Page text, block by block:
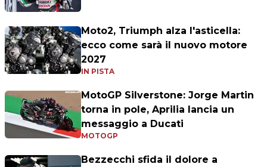
Moto2, Triumph alza l'asticella:
ecco come sarà il nuovo motore
2027
IN PISTA
MotoGP Silverstone: Jorge Martin
torna in pole, Aprilia lancia un
messaggio a Ducati
MOTOGP
Bezzecchi sfida il dolore a